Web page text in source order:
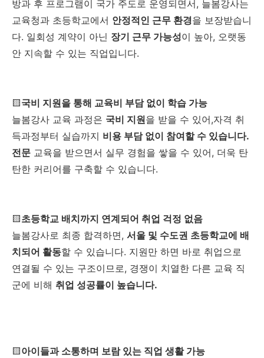
방과 후 프로그램이 국가 주도로 운영되면서, 늘봄강사는
교육청과 초등학교에서 안정적인 근무 환경을 보장받습니
다. 일회성 계약이 아닌 장기 근무 가능성이 높아, 오랫동
안 지속할 수 있는 직업입니다.
🟨국비 지원을 통해 교육비 부담 없이 학습 가능
늘봄강사 교육 과정은 국비 지원을 받을 수 있어,자격 취
득과정부터 실습까지 비용 부담 없이 참여할 수 있습니다.
전문 교육을 받으면서 실무 경험을 쌓을 수 있어, 더욱 탄
탄한 커리어를 구축할 수 있습니다.
🟨초등학교 배치까지 연계되어 취업 걱정 없음
늘봄강사로 최종 합격하면, 서울 및 수도권 초등학교에 배
치되어 활동할 수 있습니다. 지원만 하면 바로 취업으로
연결될 수 있는 구조이므로, 경쟁이 치열한 다른 교육 직
군에 비해 취업 성공률이 높습니다.
🟨아이들과 소통하며 보람 있는 직업 생활 가능